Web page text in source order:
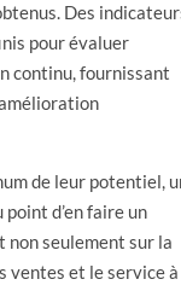
Des
pour évaluer
continu, fournissant
de leur potentiel,
d’en faire un
non seulement sur la
ventes et le service